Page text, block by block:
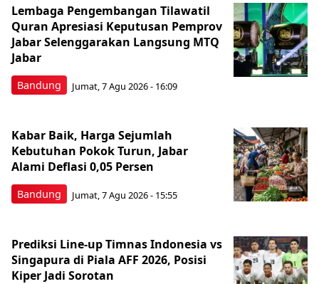
Bandung
Lembaga Pengembangan Tilawatil
Quran Apresiasi Keputusan Pemprov
Jabar Selenggarakan Langsung MTQ
Jabar
Jumat, 7 Agu 2026 - 16:09
Bandung
Kabar Baik, Harga Sejumlah
Kebutuhan Pokok Turun, Jabar
Alami Deflasi 0,05 Persen
Jumat, 7 Agu 2026 - 15:55
Prediksi Line-up Timnas Indonesia vs
Singapura di Piala AFF 2026, Posisi
Kiper Jadi Sorotan